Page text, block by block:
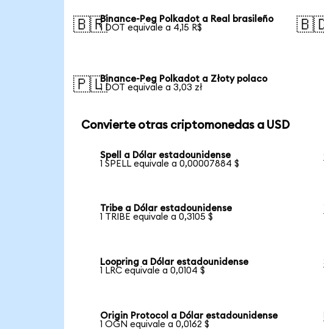
🇧🇷Binance-Peg Polkadot a Real brasileño
1 DOT equivale a 4,15 R$
🇵🇱Binance-Peg Polkadot a Złoty polaco
1 DOT equivale a 3,03 zł
Convierte otras criptomonedas a USD
Spell a Dólar estadounidense
1 SPELL equivale a 0,00007884 $
Tribe a Dólar estadounidense
1 TRIBE equivale a 0,3105 $
Loopring a Dólar estadounidense
1 LRC equivale a 0,0104 $
Origin Protocol a Dólar estadounidense
1 OGN equivale a 0,0162 $